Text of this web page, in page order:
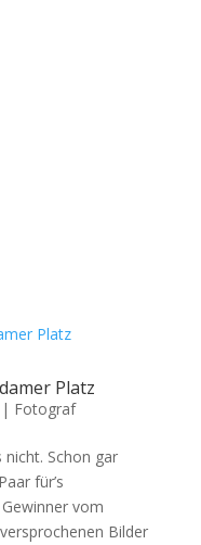
Platz
| Fotograf
nicht. Schon gar
für’s
vom
Bilder